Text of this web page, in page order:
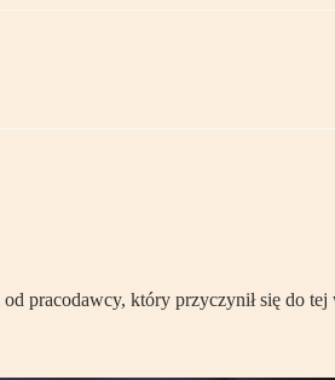
pracodawcy, który przyczynił się do tej